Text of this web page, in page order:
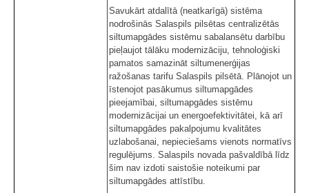
Savukārt atdalītā (neatkarīgā) sistēma
nodrošinās Salaspils pilsētas centralizētās
siltumapgādes sistēmu sabalansētu darbību
pieļaujot tālāku modernizāciju, tehnoloģiski
pamatos samazināt siltumenerģijas
ražošanas tarifu Salaspils pilsētā. Plānojot un
īstenojot pasākumus siltumapgādes
pieejamībai, siltumapgādes sistēmu
modernizācijai un energoefektivitātei, kā arī
siltumapgādes pakalpojumu kvalitātes
uzlabošanai, nepieciešams vienots normatīvs
regulējums. Salaspils novada pašvaldībā līdz
šim nav izdoti saistošie noteikumi par
siltumapgādes attīstību.